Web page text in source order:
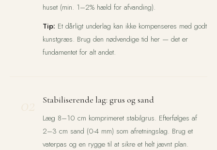
huset (min. 1–2% hæld for afvanding).
Tip: Et dårligt underlag kan ikke kompenseres med godt
kunstgræs. Brug den nødvendige tid her — det er
fundamentet for alt andet.
Stabiliserende lag: grus og sand
Læg 8–10 cm komprimeret stabilgrus. Efterfølges af
2–3 cm sand (0-4 mm) som afretningslag. Brug et
vaterpas og en rygge til at sikre et helt jævnt plan.